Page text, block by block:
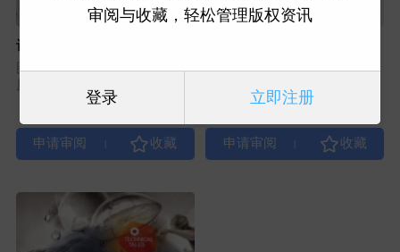
认识拖拉机
图书类型：儿童科普
图书类型：儿童科普
审阅与收藏，轻松管理版权资讯
登录 立即注册